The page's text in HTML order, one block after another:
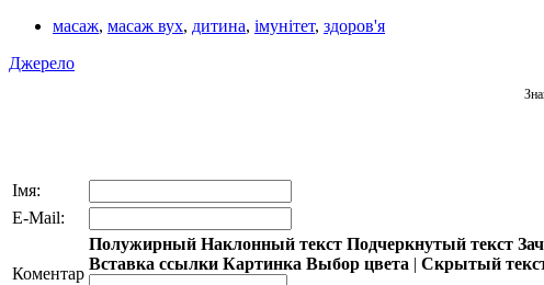
масаж, масаж вух, дитина, імунітет, здоров'я
Джерело
Імя:
E-Mail:
Коментар
Полужирный Наклонный текст Подчеркнутый текст
Вставка ссылки Картинка Выбор цвета | Скрытый